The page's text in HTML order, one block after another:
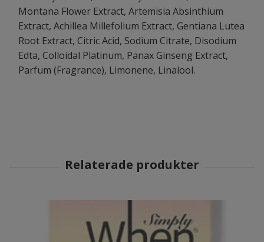
Montana Flower Extract, Artemisia Absinthium
Extract, Achillea Millefolium Extract, Gentiana Lutea
Root Extract, Citric Acid, Sodium Citrate, Disodium
Edta, Colloidal Platinum, Panax Ginseng Extract,
Parfum (Fragrance), Limonene, Linalool.